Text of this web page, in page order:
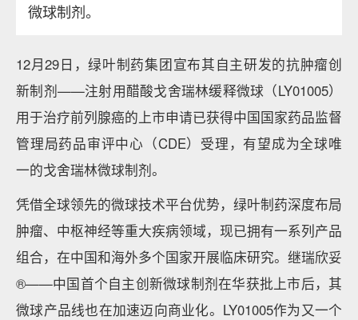
微球制剂。
12月29日，绿叶制药集团宣布其自主研发的抗肿瘤创
新制剂——注射用醋酸戈舍瑞林缓释微球（LY01005）
用于治疗前列腺癌的上市申请已获得中国国家药品监督
管理局药品审评中心（CDE）受理，有望成为全球唯
一的戈舍瑞林微球制剂。
凭借全球领先的微球技术平台优势，绿叶制药深度布局
肿瘤、中枢神经等重大疾病领域，现已拥有一系列产品
组合，在中国和海外多个国家开展临床研究。继瑞欣妥
®——中国首个自主创新微球制剂在华获批上市后，其
微球产品线也在加速迈向商业化。LY01005作为又一个